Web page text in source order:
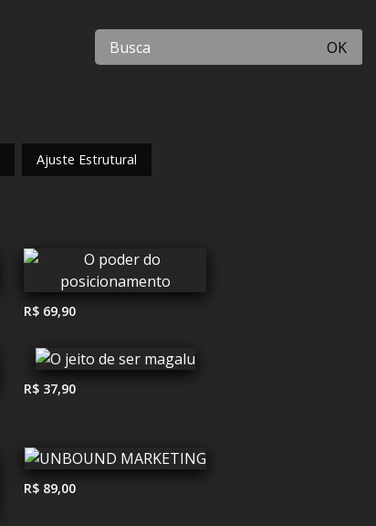
OK
Ajuste Estrutural
R$ 69,90
R$ 37,90
R$ 89,00